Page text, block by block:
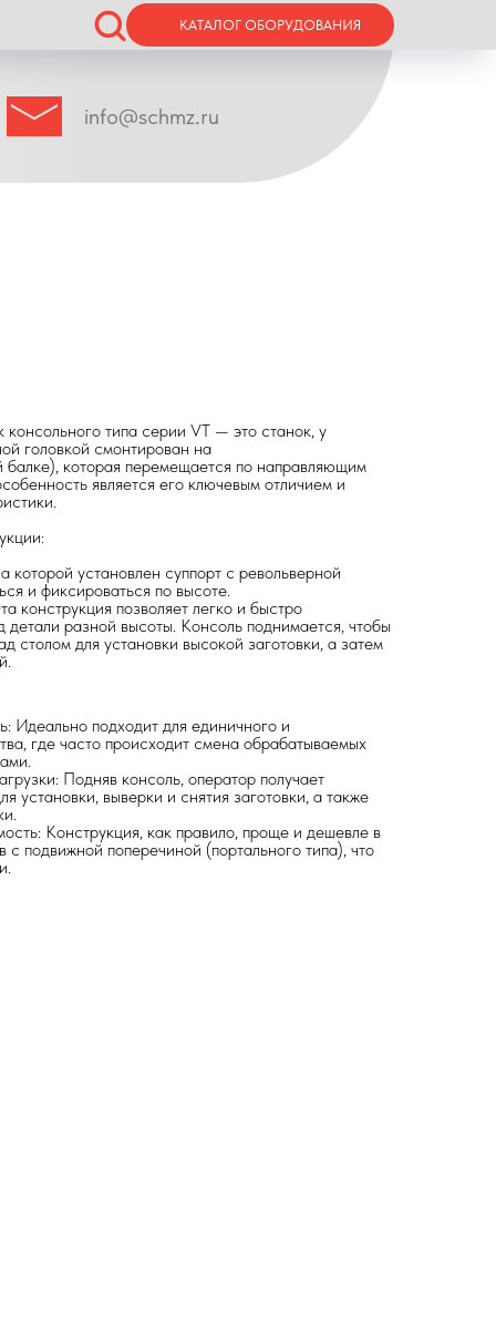
КАТАЛОГ ОБОРУДОВАНИЯ
info@schmz.ru
консольного типа серии VT — это станок, у
головкой смонтирован на
балке), которая перемещается по направляющим
является его ключевым отличием и
установлен суппорт с револьверной
и фиксироваться по высоте.
конструкция позволяет легко и быстро
детали разной высоты. Консоль поднимается, чтобы
столом для установки высокой заготовки, а затем
Идеально подходит для единичного и
где часто происходит смена обрабатываемых
Подняв консоль, оператор получает
установки, выверки и снятия заготовки, а также
Конструкция, как правило, проще и дешевле в
с подвижной поперечиной (портального типа), что